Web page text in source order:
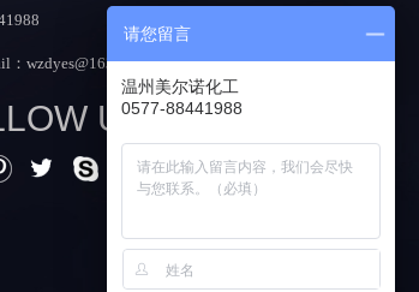
： wzdyes@163.com
US:
请您留言
温州美尔诺化工
0577-88441988